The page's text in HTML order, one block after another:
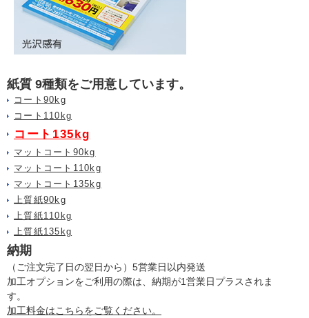
紙質 9種類をご用意しています。
コート90kg
コート110kg
コート135kg
マットコート90kg
マットコート110kg
マットコート135kg
上質紙90kg
上質紙110kg
上質紙135kg
納期
（ご注文完了日の翌日から）5営業日以内発送
加工オプションをご利用の際は、納期が1営業日プラスされま
す。
加工料金はこちらをご覧ください。